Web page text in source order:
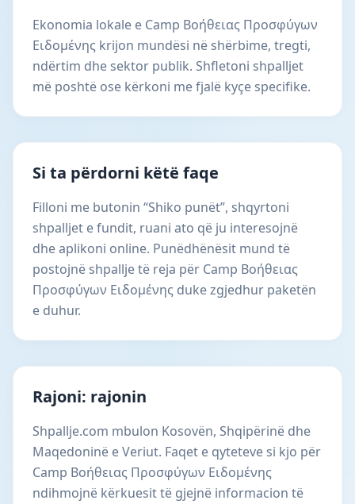
Ekonomia lokale e Camp Βοήθειας Προσφύγων
Ειδoμένης krijon mundësi në shërbime, tregti,
ndërtim dhe sektor publik. Shfletoni shpalljet
më poshtë ose kërkoni me fjalë kyçe specifike.
Si ta përdorni këtë faqe
Filloni me butonin “Shiko punët”, shqyrtoni
shpalljet e fundit, ruani ato që ju interesojnë
dhe aplikoni online. Punëdhënësit mund të
postojnë shpallje të reja për Camp Βοήθειας
Προσφύγων Ειδoμένης duke zgjedhur paketën
e duhur.
Rajoni: rajonin
Shpallje.com mbulon Kosovën, Shqipërinë dhe
Maqedoninë e Veriut. Faqet e qyteteve si kjo për
Camp Βοήθειας Προσφύγων Ειδoμένης
ndihmojnë kërkuesit të gjejnë informacion të